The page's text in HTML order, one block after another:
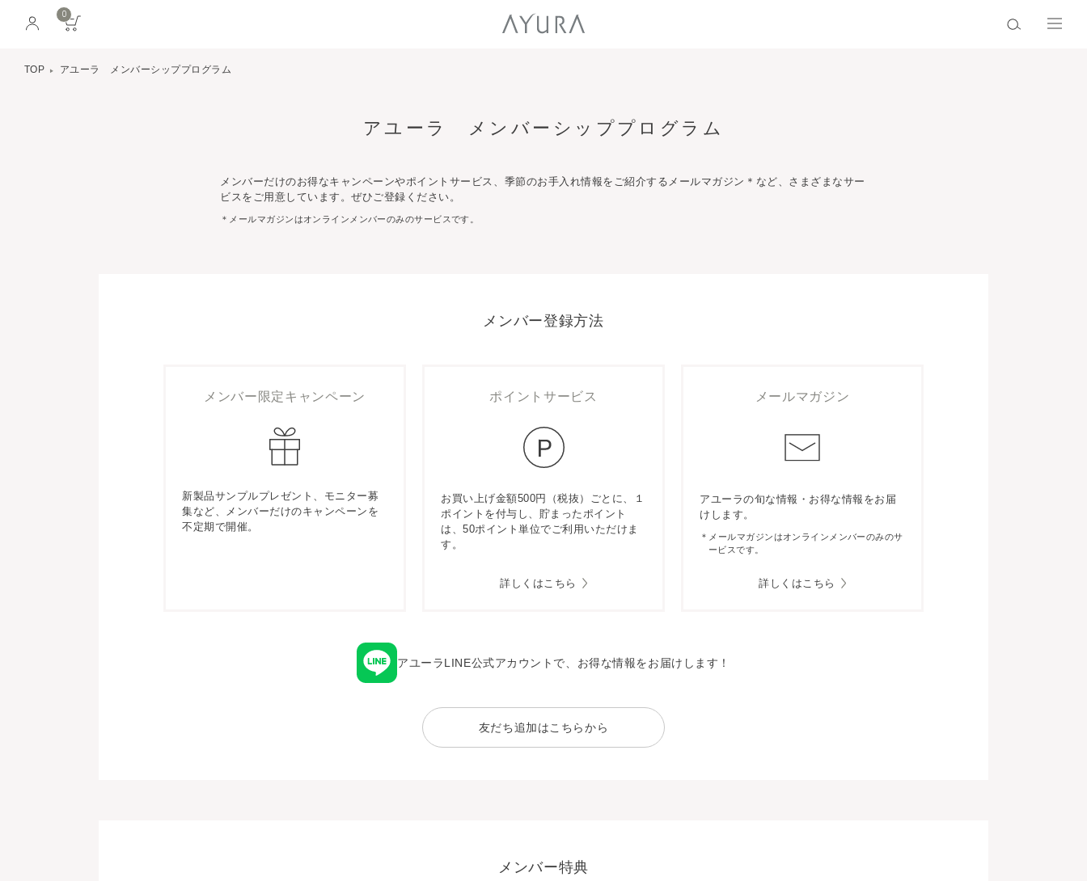
0
TOP アユーラ メンバーシッププログラム
アユーラ メンバーシッププログラム
メンバーだけのお得なキャンペーンやポイントサービス、季節のお手入れ情報をご紹介するメールマガジン ＊ など、さまざまなサー
ビスをご用意しています。ぜひご登録ください。
＊メールマガジンはオンラインメンバーのみのサービスです。
メンバー登録方法
メンバー限定キャンペーン
新製品サンプルプレゼント、モニター募
集など、メンバーだけのキャンペーンを
不定期で開催。
ポイントサービス
お買い上げ金額500円（税抜）ごとに、１
ポイントを付与し、貯まったポイント
は、50ポイント単位でご利用いただけま
す。
詳しくはこちら
メールマガジン
アユーラの旬な情報・お得な情報をお届
けします。
＊メールマガジンはオンラインメンバーのみのサ
ービスです。
詳しくはこちら
アユーラLINE公式アカウントで、お得な情報をお届けします！
友だち追加はこちらから
メンバー特典